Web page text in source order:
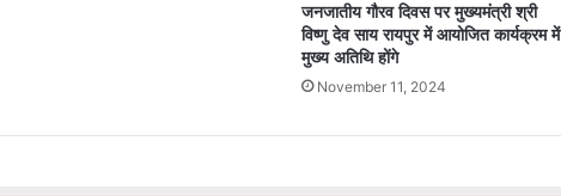
जनजातीय गौरव दिवस पर मुख्यमंत्री श्री
विष्णु देव साय रायपुर में आयोजित कार्यक्रम में
मुख्य अतिथि होंगे
November 11, 2024